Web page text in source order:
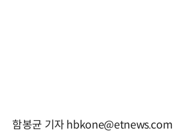
함봉균 기자 hbkone@etnews.com